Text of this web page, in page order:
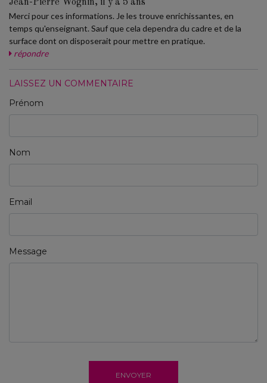
Jean-Pierre Wognin, il y a 5 ans
Merci pour ces informations. Je les trouve enrichissantes, en
temps qu'enseignant. Sauf que cela dependra du cadre et de la
surface dont on disposerait pour mettre en pratique.
répondre
LAISSEZ UN COMMENTAIRE
Prénom
Nom
Email
Message
ENVOYER